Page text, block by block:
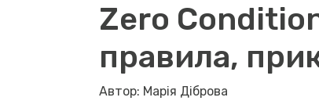
Zero
правила,
Автор: Марія Діброва